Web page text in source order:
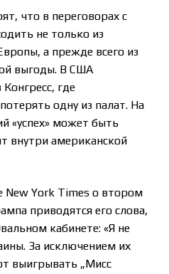
что в переговорах с
не только из
а прежде всего из
выгоды. В США
где
одну из палат. На
«успех» может быть
внутри американской
New York Times о втором
приводятся его слова,
кабинете: «Я не
За исключением их
выигрывать „Мисс